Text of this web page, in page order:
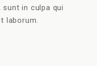
in culpa qui
laborum.